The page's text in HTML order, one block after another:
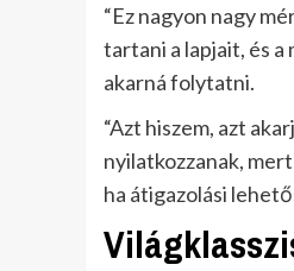
“Ez nagyon nagy
tartani a lapjait, és
akarná folytatni.
“Azt hiszem, azt
nyilatkozzanak,
ha átigazolási